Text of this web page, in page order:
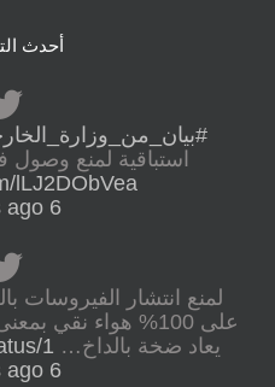
أحدث
استباقية لمنع وصول
lLJ2DObVea
6 years ago
لمنع انتشار الفيروسات
على 100% هواء نقي
يعاد ضخة بالداخ… 1…
6 years ago